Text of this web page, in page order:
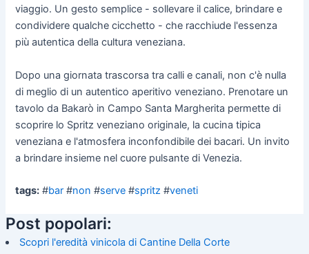
viaggio. Un gesto semplice - sollevare il calice, brindare e
condividere qualche cicchetto - che racchiude l'essenza
più autentica della cultura veneziana.
Dopo una giornata trascorsa tra calli e canali, non c'è nulla
di meglio di un autentico aperitivo veneziano. Prenotare un
tavolo da Bakarò in Campo Santa Margherita permette di
scoprire lo Spritz veneziano originale, la cucina tipica
veneziana e l'atmosfera inconfondibile dei bacari. Un invito
a brindare insieme nel cuore pulsante di Venezia.
tags: #bar #non #serve #spritz #veneti
Post popolari:
Scopri l'eredità vinicola di Cantine Della Corte